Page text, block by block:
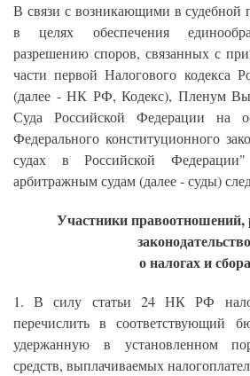
В связи с возникающими в судебной
в целях обеспечения
разрешению споров, связанных с
части первой Налогового кодекса
(далее - НК РФ, Кодекс), Пленум
Суда Российской Федерации на
Федерального конституционного
судах в Российской Федерации"
арбитражным судам (далее - суды)
Участники правоотношений,
о налогах и
1. В силу статьи 24 НК РФ
перечислить в соответствующий
удержанную в установленном
средств, выплачиваемых